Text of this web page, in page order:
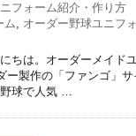
フォーム紹介・作り方
ム, オーダー野球ユニフ
ちは。オーダーメイド
ー製作の「ファンゴ」
球で人気 …